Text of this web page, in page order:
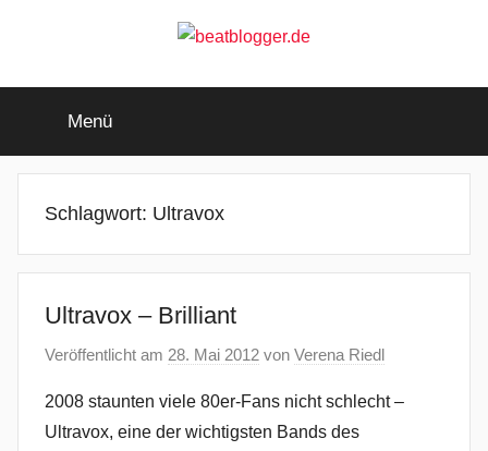
beatblogger.de
beat
goes
Menü
Schlagwort: Ultravox
Ultravox – Brilliant
Veröffentlicht am 28. Mai 2012 von Verena Riedl
2008 staunten viele 80er-Fans nicht schlecht –
Ultravox, eine der wichtigsten Bands des